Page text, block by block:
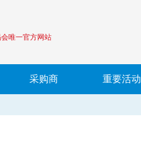
唯一官方网站
采购商 重要活动